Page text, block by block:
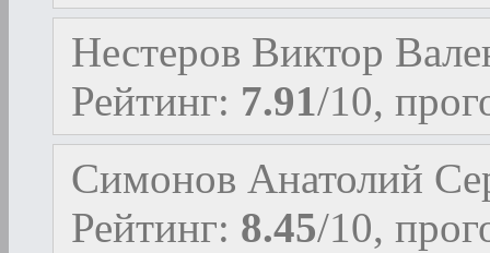
Нестеров Виктор
Рейтинг: 7.91/10,
Симонов Анатолий
Рейтинг: 8.45/10,